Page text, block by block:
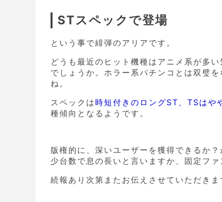
STスペックで登場
という事で緋弾のアリアです。
どうも最近のヒット機種はアニメ系が多
でしょうか。ホラー系パチンコとは双璧
ね。
スペックは 時短付きのロングST、TSはや
種傾向となるようです。
版権的に、深いユーザーを獲得できるか
少台数で息の長いと言いますか、固定フ
続報あり次第またお伝えさせていただきま